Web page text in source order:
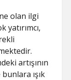
olan ilgi
artışının
ışık